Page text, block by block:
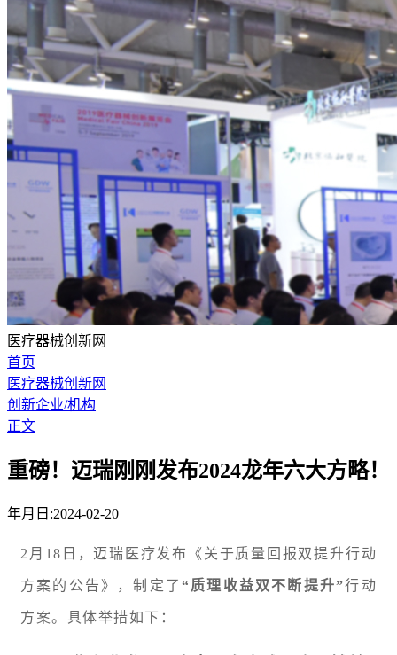
医疗器械创新网
首页
医疗器械创新网
创新企业/机构
正文
重磅！迈瑞刚刚发布2024龙年六大方略！
年月日:2024-02-20
2月18日，迈瑞医疗发布《关于质量回报双提升行动
方案的公告》，制定了“质理收益双不断提升”行动
方案。具体举措如下：